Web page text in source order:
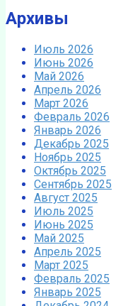
Архивы
Июль 2026
Июнь 2026
Май 2026
Апрель 2026
Март 2026
Февраль 2026
Январь 2026
Декабрь 2025
Ноябрь 2025
Октябрь 2025
Сентябрь 2025
Август 2025
Июль 2025
Июнь 2025
Май 2025
Апрель 2025
Март 2025
Февраль 2025
Январь 2025